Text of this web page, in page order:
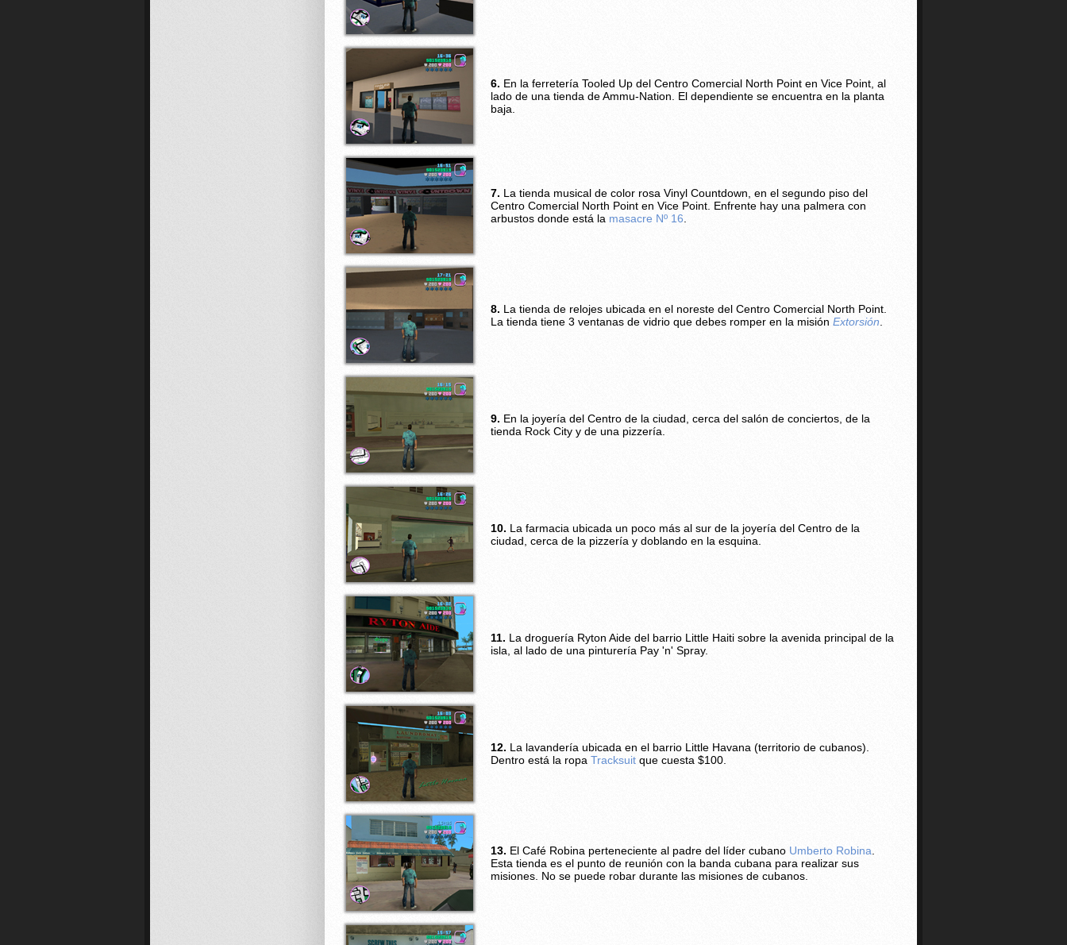
6. En la ferretería Tooled Up del Centro Comercial North Point en Vice Point, al
lado de una tienda de Ammu-Nation. El dependiente se encuentra en la planta
baja.
7. La tienda musical de color rosa Vinyl Countdown, en el segundo piso del
Centro Comercial North Point en Vice Point. Enfrente hay una palmera con
arbustos donde está la masacre Nº 16
8. La tienda de relojes ubicada en el noreste del Centro Comercial North Point.
La tienda tiene 3 ventanas de vidrio que debes romper en la misión Extorsión
9. En la joyería del Centro de la ciudad, cerca del salón de conciertos, de la
tienda Rock City y de una pizzería.
10. La farmacia ubicada un poco más al sur de la joyería del Centro de la
ciudad, cerca de la pizzería y doblando en la esquina.
11. La droguería Ryton Aide del barrio Little Haiti sobre la avenida principal de la
isla, al lado de una pinturería Pay 'n' Spray.
12. La lavandería ubicada en el barrio Little Havana (territorio de cubanos).
Dentro está la ropa Tracksuit que cuesta $100.
13. El Café Robina perteneciente al padre del líder cubano Umberto Robina
Esta tienda es el punto de reunión con la banda cubana para realizar sus
misiones. No se puede robar durante las misiones de cubanos.